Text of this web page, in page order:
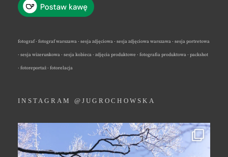
fotograf · fotograf warszawa · sesja zdjęciowa · sesja zdjęciowa warszawa · sesja portretowa
· sesja wizerunkowa · sesja kobieca · zdjęcia produktowe · fotografia produktowa · packshot
· fotoreportaż · fotorelacja
INSTAGRAM @JUGROCHOWSKA